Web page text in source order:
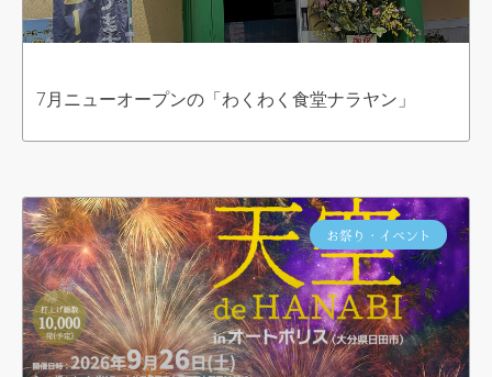
7月ニューオープンの「わくわく食堂ナラヤン」
お祭り・イベント